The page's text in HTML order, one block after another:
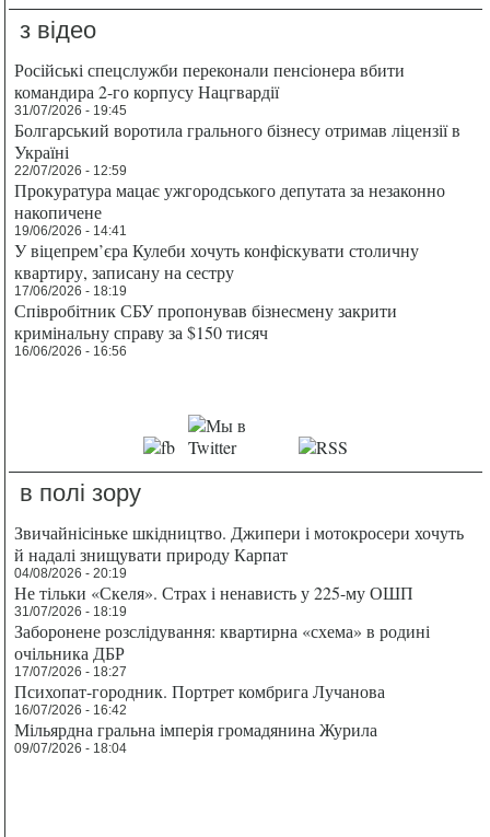
з відео
Російські спецслужби переконали пенсіонера вбити
командира 2-го корпусу Нацгвардії
31/07/2026 - 19:45
Болгарський воротила грального бізнесу отримав ліцензії в
Україні
22/07/2026 - 12:59
Прокуратура мацає ужгородського депутата за незаконно
накопичене
19/06/2026 - 14:41
У віцепрем’єра Кулеби хочуть конфіскувати столичну
квартиру, записану на сестру
17/06/2026 - 18:19
Співробітник СБУ пропонував бізнесмену закрити
кримінальну справу за $150 тисяч
16/06/2026 - 16:56
в полі зору
Звичайнісіньке шкідництво. Джипери і мотокросери хочуть
й надалі знищувати природу Карпат
04/08/2026 - 20:19
Не тільки «Скеля». Страх і ненависть у 225-му ОШП
31/07/2026 - 18:19
Заборонене розслідування: квартирна «схема» в родині
очільника ДБР
17/07/2026 - 18:27
Психопат-городник. Портрет комбрига Лучанова
16/07/2026 - 16:42
Мільярдна гральна імперія громадянина Журила
09/07/2026 - 18:04